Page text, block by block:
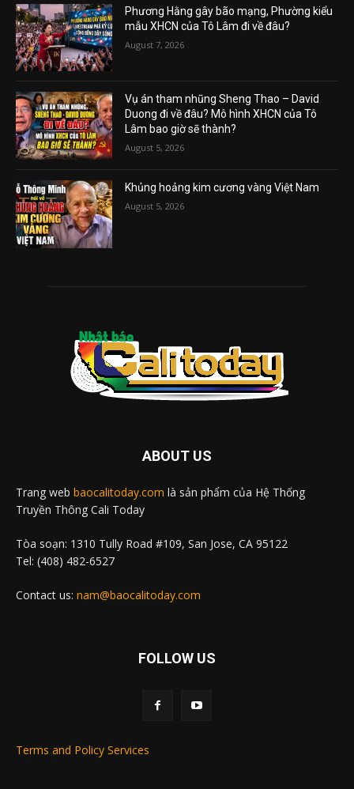
Phương Hằng gây bão mạng, Phường kiểu
mẫu XHCN của Tô Lâm đi về đâu?
August 7, 2026
Vụ án tham nhũng Sheng Thao – David
Duong đi về đâu? Mô hình XHCN của Tô
Lâm bao giờ sẽ thành?
August 5, 2026
Khủng hoảng kim cương vàng Việt Nam
August 5, 2026
ABOUT US
Trang web baocalitoday.com là sản phẩm của Hệ Thống
Truyền Thông Cali Today
Tòa soạn: 1310 Tully Road #109, San Jose, CA 95122
Tel: (408) 482-6527
Contact us: nam@baocalitoday.com
FOLLOW US
Terms and Policy Services